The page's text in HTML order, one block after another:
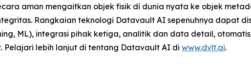
aman mengaitkan objek fisik di dunia nyata ke objek
Rangkaian teknologi Datavault AI sepenuhnya dapat
ML), integrasi pihak ketiga, analitik dan data detail,
Pelajari lebih lanjut di tentang Datavault AI di www.dvlt.ai.